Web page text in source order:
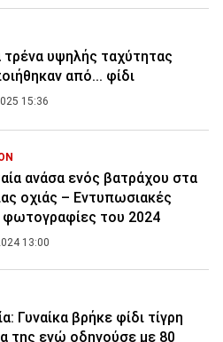
τρένα υψηλής ταχύτητας
από... φίδι
15:36
ανάσα ενός βατράχου στα
οχιάς – Εντυπωσιακές
φωτογραφίες του 2024
13:00
Γυναίκα βρήκε φίδι τίγρη
της ενώ οδηγούσε με 80